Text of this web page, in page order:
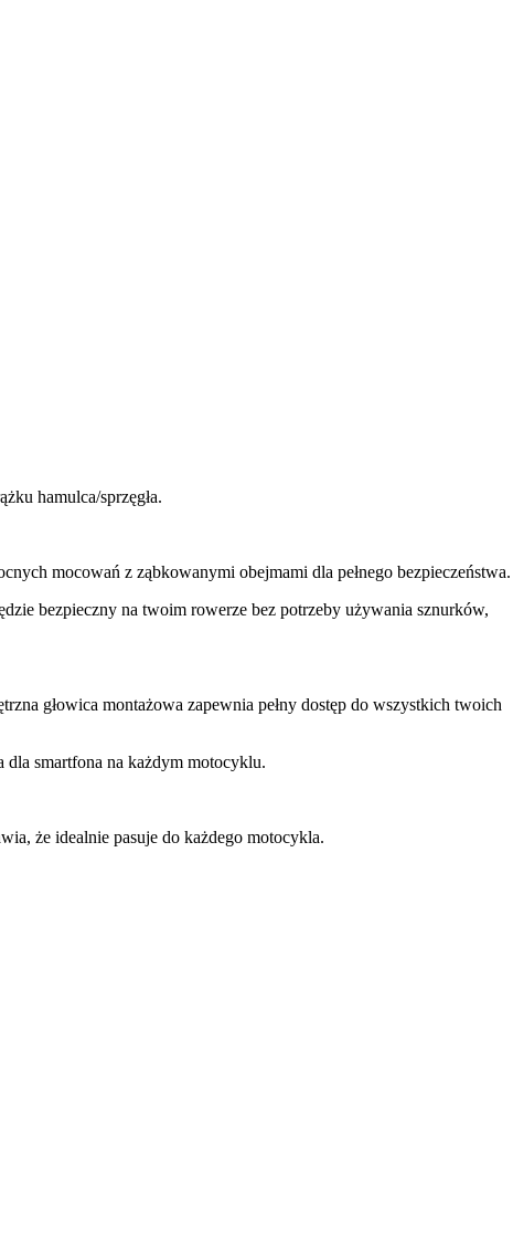
hamulca/sprzęgła.
mocowań z ząbkowanymi obejmami dla pełnego bezpieczeństwa.
bezpieczny na twoim rowerze bez potrzeby używania sznurków,
głowica montażowa zapewnia pełny dostęp do wszystkich twoich
dla smartfona na każdym motocyklu.
że idealnie pasuje do każdego motocykla.